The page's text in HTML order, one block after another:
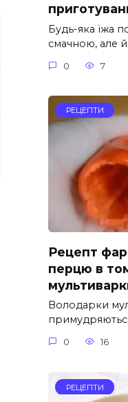
Будь-яка їжа
смачною, але й
0 7
РЕЦЕПТИ
Рецепт
перцю в
Володарки
0 16
РЕЦЕПТИ